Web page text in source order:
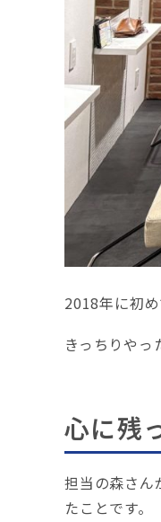
2018年に初
きっちりや
心に残
担当の森さん
たことです。